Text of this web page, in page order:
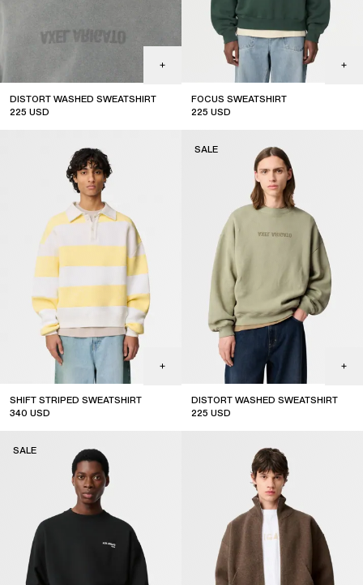
DISTORT WASHED SWEATSHIRT
225 USD
FOCUS SWEATSHIRT
225 USD
SHIFT STRIPED SWEATSHIRT
340 USD
DISTORT WASHED SWEATSHIRT
225 USD
SALE
SALE